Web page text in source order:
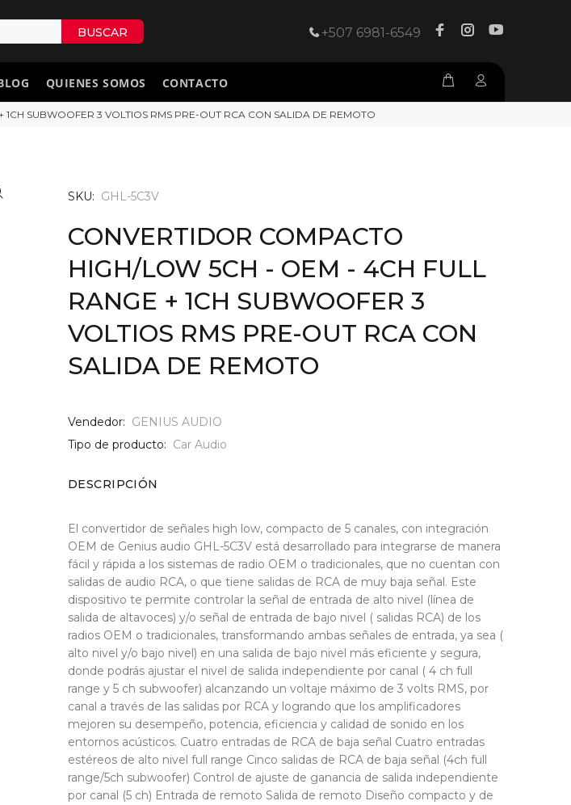
BUSCAR +507 6981-6549
QUIENES SOMOS CONTACTO
SUBWOOFER 3 VOLTIOS RMS PRE-OUT RCA CON SALIDA DE REMOTO
SKU: GHL-5C3V
CONVERTIDOR COMPACTO
HIGH/LOW 5CH - OEM - 4CH FULL
RANGE + 1CH SUBWOOFER 3
VOLTIOS RMS PRE-OUT RCA CON
SALIDA DE REMOTO
Vendedor: GENIUS AUDIO
Tipo de producto: Car Audio
DESCRIPCIÓN
El convertidor de señales high low, compacto de 5 canales, con integración
OEM de Genius audio GHL-5C3V está desarrollado para integrarse de manera
fácil y rápida a los sistemas de radio OEM o tradicionales, que no cuentan con
salidas de audio RCA, o que tiene salidas de RCA de muy baja señal. Este
dispositivo te permite controlar la señal de entrada de alto nivel (línea de
salida de altavoces) y/o señal de entrada de bajo nivel ( salidas RCA) de los
radios OEM o tradicionales, transformando ambas señales de entrada, ya sea (
alto nivel y/o bajo nivel) en una salida de bajo nivel más eficiente y segura,
donde podrás ajustar el nivel de salida independiente por canal ( 4 ch full
range y 5 ch subwoofer) alcanzando un voltaje máximo de 3 volts RMS, por
canal a través de las salidas por RCA y logrando que los amplificadores
mejoren su desempeño, potencia, eficiencia y calidad de sonido en los
entornos acústicos. Cuatro entradas de RCA de baja señal Cuatro entradas
estéreos de alto nivel full range Cinco salidas de RCA de baja señal (4ch full
range/5ch subwoofer) Control de ajuste de ganancia de salida independiente
por canal (5 ch) Entrada de remoto Salida de remoto Diseño compacto y de